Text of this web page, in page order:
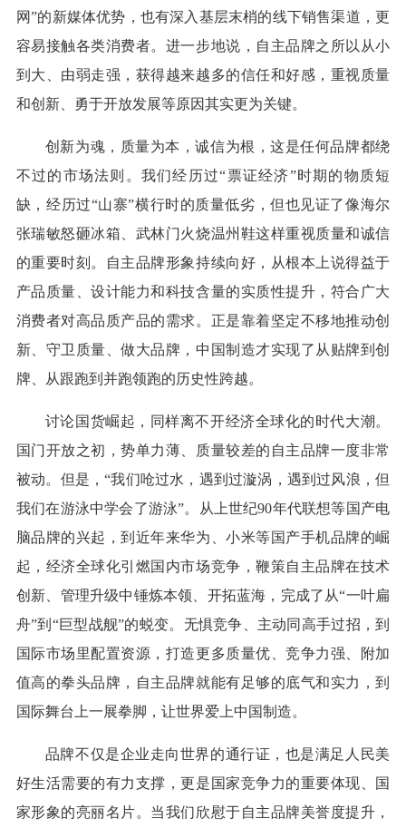
网”的新媒体优势，也有深入基层末梢的线下销售渠道，更
容易接触各类消费者。进一步地说，自主品牌之所以从小
到大、由弱走强，获得越来越多的信任和好感，重视质量
和创新、勇于开放发展等原因其实更为关键。
创新为魂，质量为本，诚信为根，这是任何品牌都绕
不过的市场法则。我们经历过“票证经济”时期的物质短
缺，经历过“山寨”横行时的质量低劣，但也见证了像海尔
张瑞敏怒砸冰箱、武林门火烧温州鞋这样重视质量和诚信
的重要时刻。自主品牌形象持续向好，从根本上说得益于
产品质量、设计能力和科技含量的实质性提升，符合广大
消费者对高品质产品的需求。正是靠着坚定不移地推动创
新、守卫质量、做大品牌，中国制造才实现了从贴牌到创
牌、从跟跑到并跑领跑的历史性跨越。
讨论国货崛起，同样离不开经济全球化的时代大潮。
国门开放之初，势单力薄、质量较差的自主品牌一度非常
被动。但是，“我们呛过水，遇到过漩涡，遇到过风浪，但
我们在游泳中学会了游泳”。从上世纪90年代联想等国产电
脑品牌的兴起，到近年来华为、小米等国产手机品牌的崛
起，经济全球化引燃国内市场竞争，鞭策自主品牌在技术
创新、管理升级中锤炼本领、开拓蓝海，完成了从“一叶扁
舟”到“巨型战舰”的蜕变。无惧竞争、主动同高手过招，到
国际市场里配置资源，打造更多质量优、竞争力强、附加
值高的拳头品牌，自主品牌就能有足够的底气和实力，到
国际舞台上一展拳脚，让世界爱上中国制造。
品牌不仅是企业走向世界的通行证，也是满足人民美
好生活需要的有力支撑，更是国家竞争力的重要体现、国
家形象的亮丽名片。当我们欣慰于自主品牌美誉度提升，